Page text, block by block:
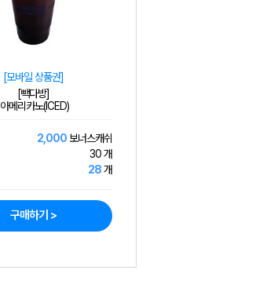
[모바일 상품권]
[빽다방]
아메리카노(ICED)
2,000 보너스캐쉬
30 개
28개
구매하기 >